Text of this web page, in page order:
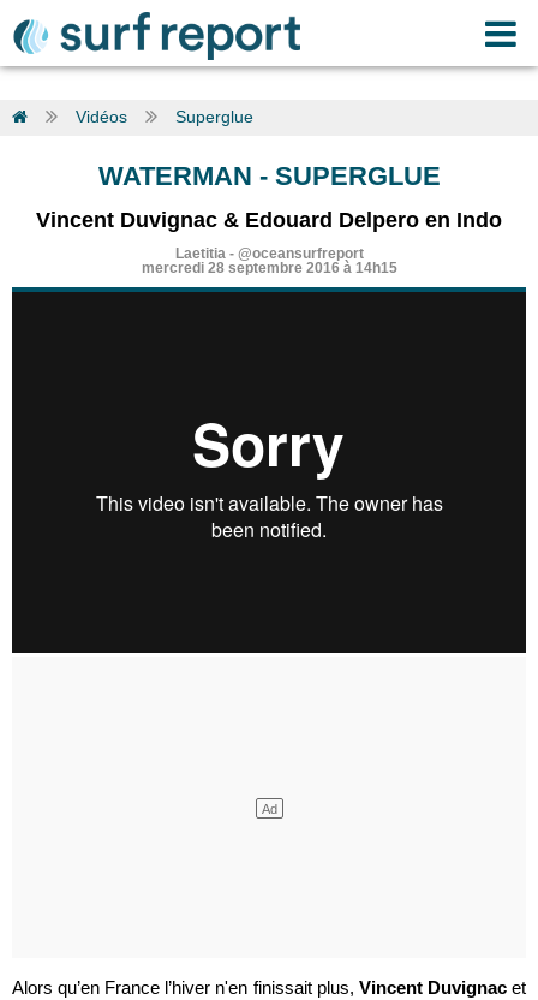
Vidéos Superglue
WATERMAN - SUPERGLUE
Vincent Duvignac & Edouard Delpero en Indo
Laetitia- @oceansurfreport
mercredi 28 septembre 2016 à 14h15
Alors qu’en France l’hiver n'en finissait plus, Vincent Duvignacet